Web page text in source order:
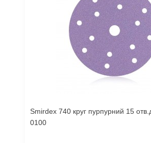
Smirdex 740 круг пурпурний 15
0100